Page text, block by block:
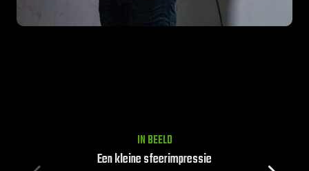
IN BEELD
Een kleine sfeerimpressie